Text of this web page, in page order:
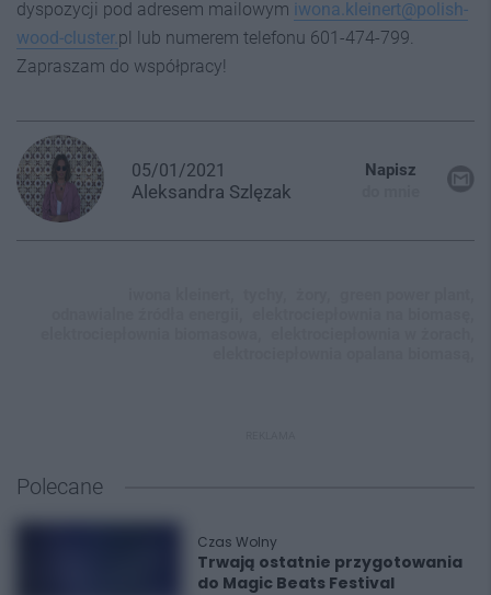
dyspozycji pod adresem mailowym iwona.kleinert@polish-
wood-cluster.pl lub numerem telefonu 601-474-799.
Zapraszam do współpracy!
05/01/2021
Aleksandra Szlęzak
Napisz
Polecane
Czas Wolny
Trwają ostatnie przygotowania
do Magic Beats Festival